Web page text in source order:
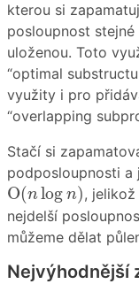
kterou si
posloupnost
uloženou. Toto
“optimal
využity i pro
“overlapping
Stačí si
podposloupnosti a
O(nlog n)
O(n log n) ,
nejdelší
můžeme dělat
Nejvýhodnější